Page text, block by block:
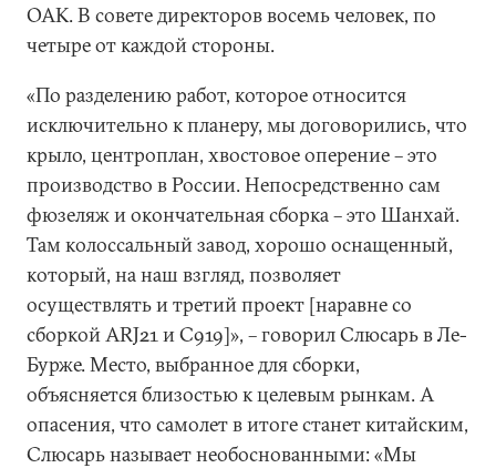
ОАК. В совете директоров восемь человек, по
четыре от каждой стороны.
«По разделению работ, которое относится
исключительно к планеру, мы договорились, что
крыло, центроплан, хвостовое оперение – это
производство в России. Непосредственно сам
фюзеляж и окончательная сборка – это Шанхай.
Там колоссальный завод, хорошо оснащенный,
который, на наш взгляд, позволяет
осуществлять и третий проект [наравне со
сборкой ARJ21 и С919]», – говорил Слюсарь в Ле-
Бурже. Место, выбранное для сборки,
объясняется близостью к целевым рынкам. А
опасения, что самолет в итоге станет китайским,
Слюсарь называет необоснованными: «Мы